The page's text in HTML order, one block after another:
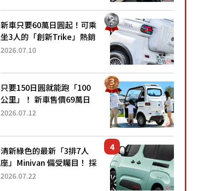
已陸續開始出口的新款
「B...
新車只要60萬日圓起！可乘
坐3人的「創新Trike」熱銷
大賣成為人氣車款！「養車
日圓就能跑100公里」「小
朋友坐得...
2026.07.10
只要150日圓就能跑「100
公里」！ 新車售價69萬日
圓的「3人座」Trike大受歡
為何能迅速熱賣？
2026.07.12
清新綠色的最新「3排7人
座」Minivan 備受矚目！ 採
用全長4.7公尺剛剛好的車
2026.07.22